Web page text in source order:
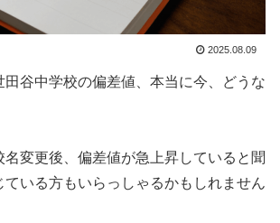
2025.08.09
田谷中学校の偏差値、本当に今、どうな
名変更後、偏差値が急上昇していると聞
ている方もいらっしゃるかもしれません